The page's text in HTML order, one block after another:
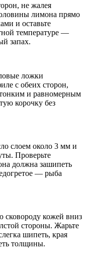
не жалея
лимона прямо
и оставьте
температуре —
запах.
ложки
с обеих сторон,
и равномерным
корочку без
слоем около 3 мм и
Проверьте
должна зашипеть
— рыба
сковороду кожей вниз
стороны. Жарьте
шипеть, края
толщины.